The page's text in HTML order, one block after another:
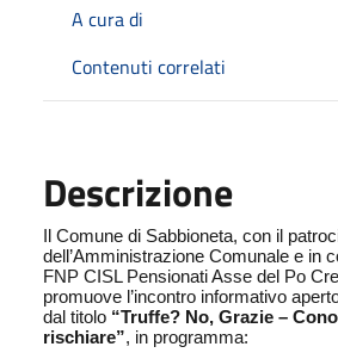
A cura di
Contenuti correlati
Descrizione
Il Comune di Sabbioneta, con il
dell’Amministrazione Comunale e in
FNP CISL Pensionati Asse del Po
promuove l’incontro informativo
dal titolo “Truffe? No, Grazie –
rischiare”, in programma: